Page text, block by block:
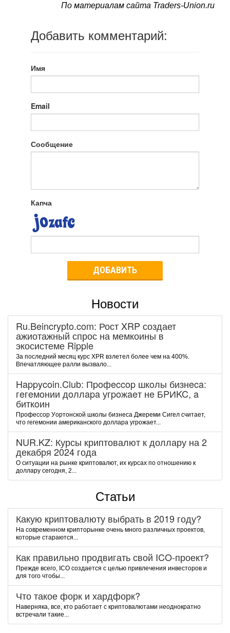
По материалам сайта Traders-Union.ru
Добавить комментарий:
Имя
Email
Сообщение
Капча
ДОБАВИТЬ
Новости
Ru.Beincrypto.com: Рост XRP создает
ажиотажный спрос на мемкоины в
экосистеме Ripple
За последний месяц курс XPR взлетел более чем на 400%.
Впечатляющее ралли вызвало...
Happycoin.Club: Пpoфeccop шкoлы бизнeca:
гeгeмoнии дoллapa угpoжaeт нe БPИKC, a
биткoин
Пpoфeccop Уopтoнcкoй шкoлы бизнeca Джepeми Cигeл cчитaeт,
чтo гeгeмoнии aмepикaнcкoгo дoллapa угpoжaeт...
NUR.KZ: Курсы криптовалют к доллару на 2
декабря 2024 года
О ситуации на рынке криптовалют, их курсах по отношению к
доллару сегодня, 2...
Статьи
Какую криптовалюту выбрать в 2019 году?
На современном крипторынке очень много различных проектов,
которые стараются...
Как правильно продвигать свой ICO-проект?
Прежде всего, ICO создается с целью привлечения инвесторов и
для того чтобы...
Что такое форк и хардфорк?
Наверняка, все, кто работает с криптовалютами неоднократно
встречали такие...